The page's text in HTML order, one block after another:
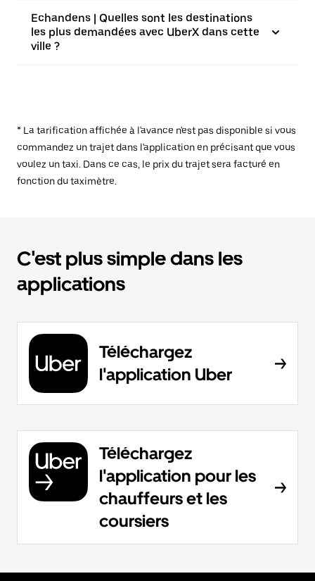
Echandens | Quelles sont les destinations
les plus demandées avec UberX dans cette
ville ?
* La tarification affichée à l'avance n'est pas disponible si vous
commandez un trajet dans l'application en précisant que vous
voulez un taxi. Dans ce cas, le prix du trajet sera facturé en
fonction du taximètre.
C'est plus simple dans les
applications
Téléchargez
l'application Uber
Téléchargez
l'application pour les
chauffeurs et les
coursiers